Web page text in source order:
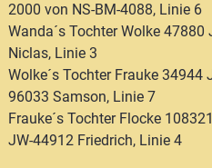
2000 von NS-BM-4088, Linie 6
Wanda´s Tochter Wolke
Niclas, Linie 3
Wolke´s Tochter Frauke 34944
96033 Samson, Linie 7
Frauke´s Tochter Flocke
JW-44912 Friedrich, Linie 4